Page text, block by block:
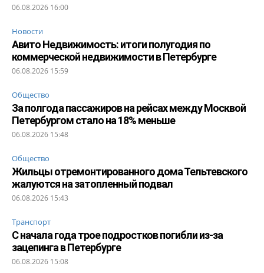
06.08.2026 16:00
Новости
Авито Недвижимость: итоги полугодия по
коммерческой недвижимости в Петербурге
06.08.2026 15:59
Общество
За полгода пассажиров на рейсах между Москвой
Петербургом стало на 18% меньше
06.08.2026 15:48
Общество
Жильцы отремонтированного дома Тельтевского
жалуются на затопленный подвал
06.08.2026 15:43
Транспорт
С начала года трое подростков погибли из-за
зацепинга в Петербурге
06.08.2026 15:08